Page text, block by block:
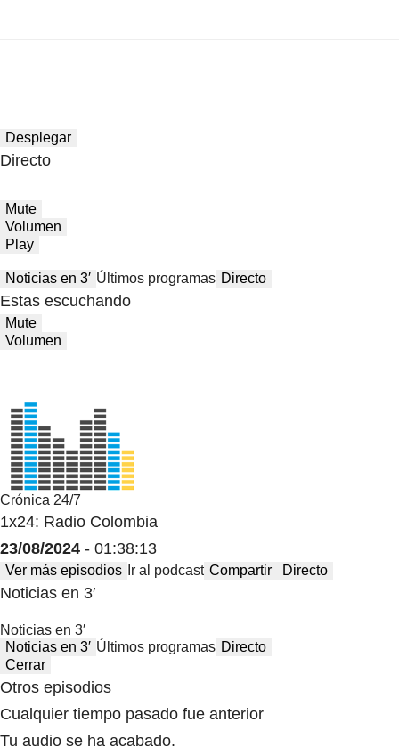
Desplegar
Directo
Mute
Volumen
Play
Noticias en 3′ Últimos programas Directo
Estas escuchando
Mute
Volumen
Crónica 24/7
1x24: Radio Colombia
23/08/2024 - 01:38:13
Ver más episodios Ir al podcast Compartir Directo
Noticias en 3′
Noticias en 3′
Noticias en 3′ Últimos programas Directo
Cerrar
Otros episodios
Cualquier tiempo pasado fue anterior
Tu audio se ha acabado.